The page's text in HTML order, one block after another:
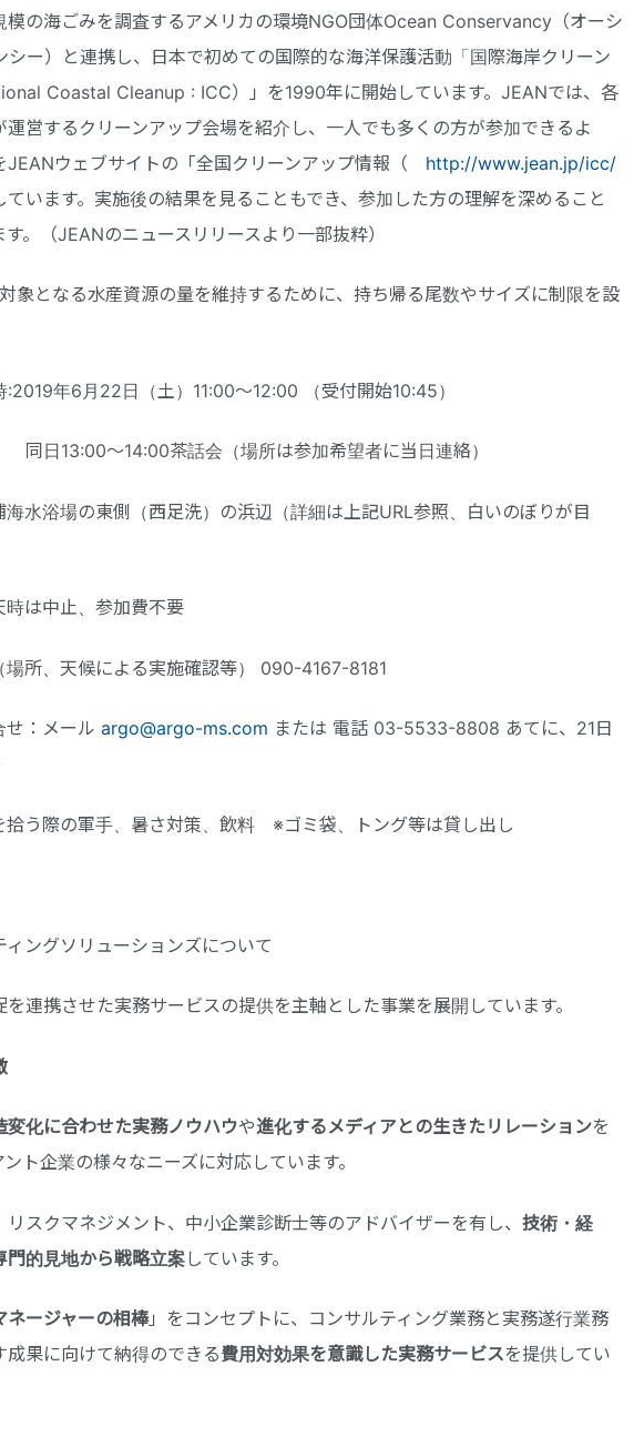
模の海ごみを調査するアメリカの環境NGO団体Ocean Conservancy（オーシ
シー）と連携し、日本で初めての国際的な海洋保護活動「国際海岸クリーン
Coastal Cleanup : ICC）」を1990年に開始しています。JEANでは、各
運営するクリーンアップ会場を紹介し、一人でも多くの方が参加できるよ
JEANウェブサイトの「全国クリーンアップ情報（ http://www.jean.jp/icc/
ています。実施後の結果を見ることもでき、参加した方の理解を深めること
。（JEANのニュースリリースより一部抜粋）
象となる水産資源の量を維持するために、持ち帰る尾数やサイズに制限を設
:2019年6月22日（土）11:00〜12:00 （受付開始10:45）
茶話会（場所は参加希望者に当日連絡）
水浴場の東側（西足洗）の浜辺（詳細は上記URL参照、白いのぼりが目
は中止、参加費不要
所、天候による実施確認等） 090-4167-8181
：メール argo@argo-ms.com または 電話 03-5533-8808 あてに、21日
う際の軍手、暑さ対策、飲料 ※ゴミ袋、トング等は貸し出し
ィングソリューションズについて
連携させた実務サービスの提供を主軸とした事業を展開しています。
変化に合わせた実務ノウハウや進化するメディアとの生きたリレーションを
ト企業の様々なニーズに対応しています。
リスクマネジメント、中小企業診断士等のアドバイザーを有し、 技術・経
門的見地から戦略立案しています。
ネージャーの相棒」をコンセプトに、コンサルティング業務と実務遂行業務
成果に向けて納得のできる費用対効果を意識した実務サービスを提供してい